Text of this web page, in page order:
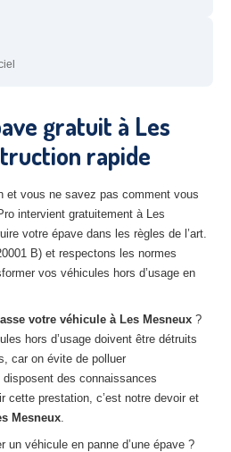
75 : casse auto avec destruction
casse auto avec destruction
casse auto avec destruction
casse auto avec destruction
casse auto avec destruction
gratuit à Les
rapide
et vous ne savez pas comment vous
intervient gratuitement à Les
votre épave dans les règles de l’art.
B) et respectons les normes
vos véhicules hors d’usage en
votre véhicule à Les Mesneux ?
hors d’usage doivent être détruits
car on évite de polluer
disposent des connaissances
cette prestation, c’est notre devoir et
Mesneux.
un véhicule en panne d’une épave ?